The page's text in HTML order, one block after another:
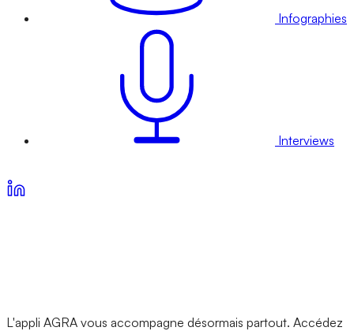
Infographies
Interviews
L'appli AGRA vous accompagne désormais partout. Accédez